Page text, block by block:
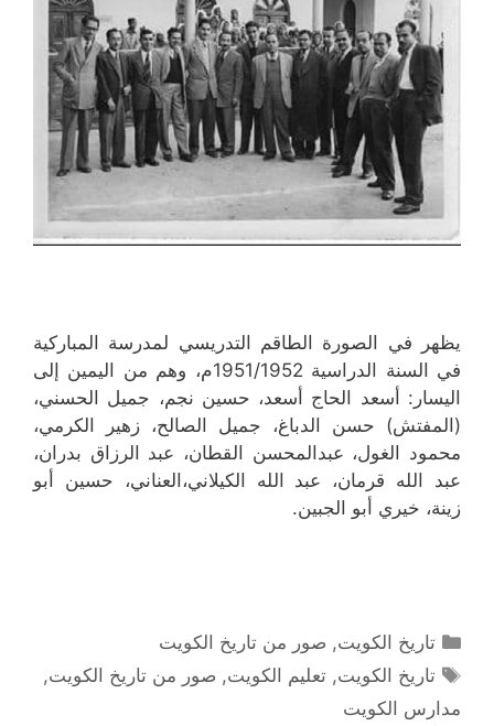
يظهر في الصورة الطاقم التدريسي لمدرسة المباركية
في السنة الدراسية 1951/1952م، وهم من اليمين إلى
اليسار: أسعد الحاج أسعد، حسين نجم، جميل الحسني،
(المفتش) حسن الدباغ، جميل الصالح، زهير الكرمي،
محمود الغول، عبدالمحسن القطان، عبد الرزاق بدران،
عبد الله قرمان، عبد الله الكيلاني،العناني، حسين أبو
زينة، خيري أبو الجبين.
التصنيفات
تاريخ الكويت, صور من تاريخ الكويت
الوسوم
تاريخ الكويت,تعليم الكويت, صور من تاريخ الكويت,
مدارس الكويت